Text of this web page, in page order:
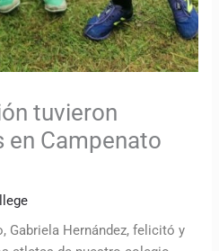
tuvieron
en Campenato
Gabriela Hernández, felicitó y